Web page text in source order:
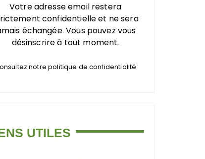
Votre adresse email restera
confidentielle et ne sera
échangée. Vous pouvez vous
désinscrire à tout moment.
notre politique de confidentialité
UTILES